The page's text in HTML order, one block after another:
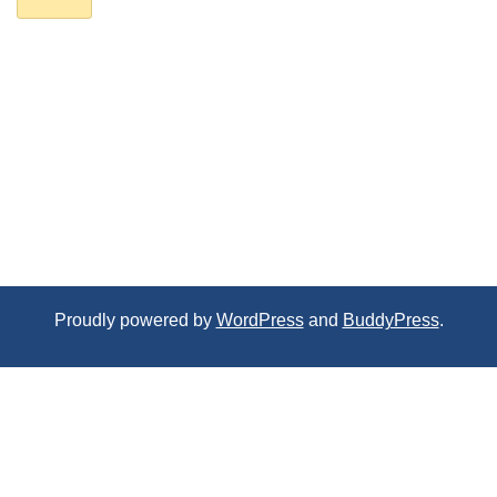
Proudly powered by WordPressand BuddyPress.